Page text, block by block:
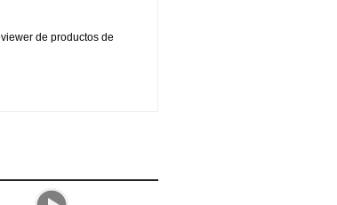
de productos de